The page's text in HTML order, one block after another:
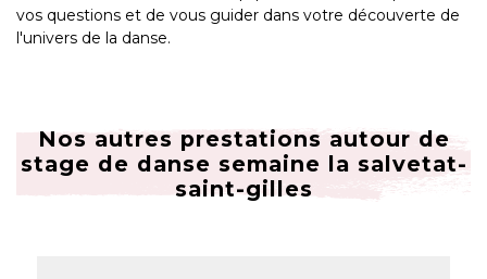
vos questions et de vous guider dans votre découverte de
l'univers de la danse.
Nos autres prestations autour de
stage de danse semaine la salvetat-
saint-gilles